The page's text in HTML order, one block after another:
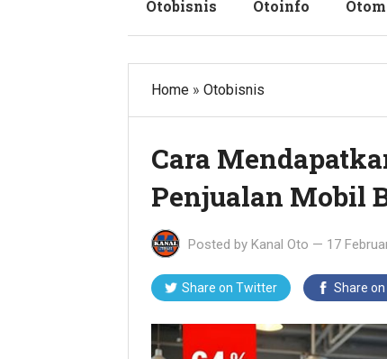
Otobisnis Otoinfo
Home » Otobisnis
Cara
Penjualan Mobil
Posted by Kanal Oto — 17
Share on Twitter Share